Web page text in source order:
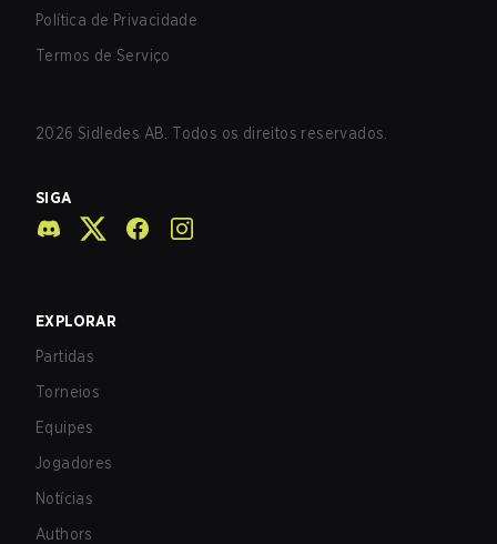
Política de Privacidade
Termos de Serviço
2026 Sidledes AB. Todos os direitos reservados.
SIGA
EXPLORAR
Partidas
Torneios
Equipes
Jogadores
Notícias
Authors